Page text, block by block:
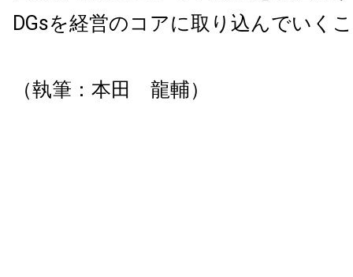
DGsを経営のコアに取り込んでいく
（執筆：本田 龍輔）